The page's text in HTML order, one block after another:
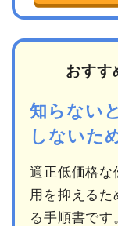
おすす
知らない
しないた
適正低価格な
用を抑える
る手順書で